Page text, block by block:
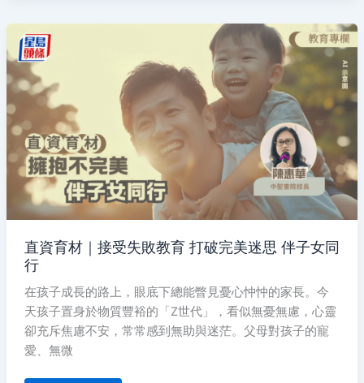
直資育材｜接受失敗教育 打破完美迷思 伴子女同
行
在孩子成長的路上，眼底下總能瞥見憂心忡忡的家長。今
天孩子置身於物質豐裕的「Z世代」，看似無憂無慮，心靈
卻充斥焦慮不安，常常感到無助與迷茫。父母對孩子的寵
愛、無微
直
資
育
材
接
受
失
教
育
打
破
完
美
迷
思
伴
女
同